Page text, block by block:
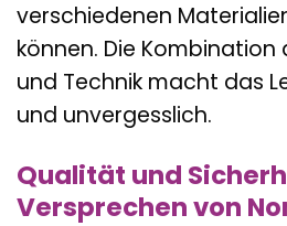
verschiedenen
können. Die Kombination
und Technik macht das
und unvergesslich.
Qualität und
Versprechen von